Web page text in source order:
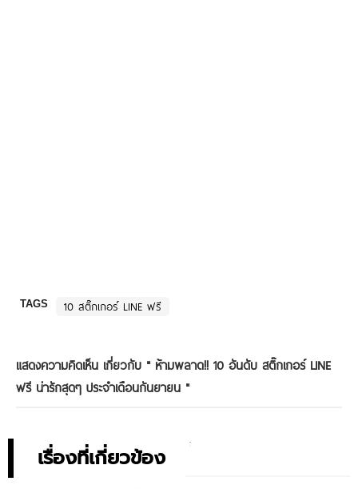
TAGS 10 สติ๊กเกอร์ LINE ฟรี
แสดงความคิดเห็น เกี่ยวกับ " ห้ามพลาด!! 10 อันดับ สติ๊กเกอร์ LINE
ฟรี น่ารักสุดๆ ประจำเดือนกันยายน "
เรื่องที่เกี่ยวข้อง